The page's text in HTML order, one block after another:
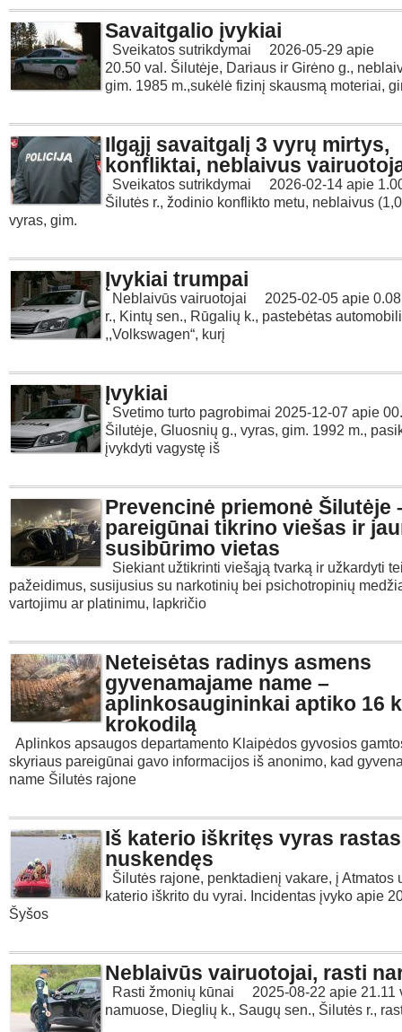
Savaitgalio įvykiai
Sveikatos sutrikdymai 2026-05-29 apie
20.50 val. Šilutėje, Dariaus ir Girėno g.,
gim. 1985 m.,sukėlė fizinį skausmą moteriai,
Ilgąjį savaitgalį 3 vyrų mirtys,
konfliktai, neblaivus
Sveikatos sutrikdymai 2026-02-14 apie
Šilutės r., žodinio konflikto metu, neblaivus
vyras, gim.
Įvykiai trumpai
Neblaivūs vairuotojai 2025-02-05 apie
r., Kintų sen., Rūgalių k., pastebėtas
,,Volkswagen“, kurį
Įvykiai
Svetimo turto pagrobimai 2025-12-07 apie
Šilutėje, Gluosnių g., vyras, gim. 1992 m.,
įvykdyti vagystę iš
Prevencinė priemonė Šilutėje
pareigūnai tikrino viešas ir
susibūrimo vietas
Siekiant užtikrinti viešąją tvarką ir užkardyti
pažeidimus, susijusius su narkotinių bei psichotropinių
vartojimu ar platinimu, lapkričio
Neteisėtas radinys asmens
gyvenamajame name –
aplinkosaugininkai aptiko 16
krokodilą
Aplinkos apsaugos departamento Klaipėdos gyvosios
skyriaus pareigūnai gavo informacijos iš anonimo, kad
name Šilutės rajone
Iš katerio iškritęs vyras rastas
nuskendęs
Šilutės rajone, penktadienį vakare, į Atmatos
katerio iškrito du vyrai. Incidentas įvyko apie
Šyšos
Neblaivūs vairuotojai, rasti
Rasti žmonių kūnai 2025-08-22 apie 21.11
namuose, Dieglių k., Saugų sen., Šilutės r.,